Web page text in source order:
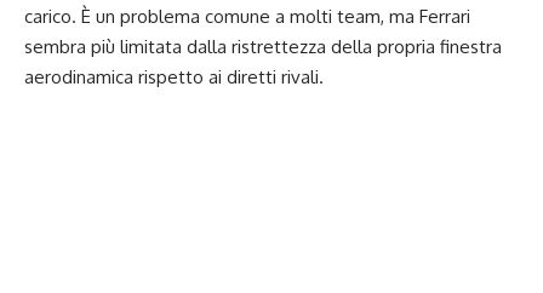
carico. È un problema comune a molti team, ma Ferrari
sembra più limitata dalla ristrettezza della propria finestra
aerodinamica rispetto ai diretti rivali.